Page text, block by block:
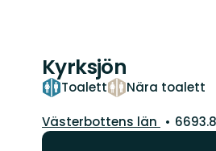
Kyrksjön
Toalett Nära toalett
Län:
Västerbottens län